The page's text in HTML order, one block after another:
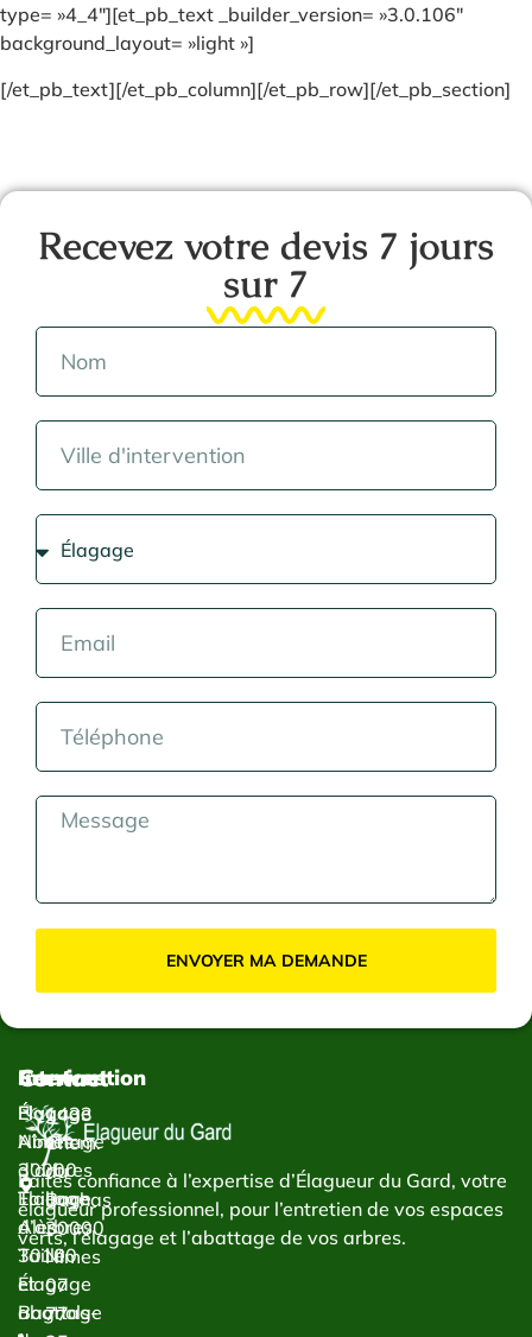
type= »4_4″][et_pb_text _builder_version= »3.0.106″
background_layout= »light »]
[/et_pb_text][/et_pb_column][/et_pb_row][/et_pb_section]
Recevez votre devis 7 jours
sur 7
ENVOYER MA DEMANDE
Faites confiance à l’expertise d’Élagueur du Gard, votre
élagueur professionnel, pour l’entretien de vos espaces
verts, l’élagage et l’abattage de vos arbres.
Services
Élagage
Abattage
d’arbres
Taillage
d’arbres
Taille
et
abattage
Intervention
Élagage
Nîmes
30000
Élagage
Alès
30100
Élagage
Bagnols-
Contact
1433
Chem.
du
Bachas
30000
Nîmes
07
77